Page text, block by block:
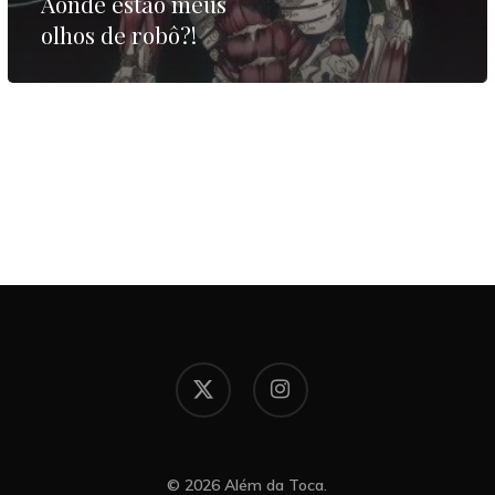
olhos de robô?!
x-
twitter
instagram
© 2026 Além da Toca.